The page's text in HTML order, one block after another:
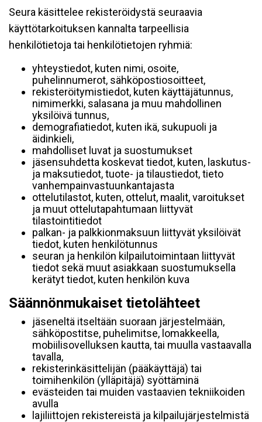
Seura käsittelee rekisteröidystä seuraavia
käyttötarkoituksen kannalta tarpeellisia
henkilötietoja tai henkilötietojen ryhmiä:
yhteystiedot, kuten nimi, osoite,
puhelinnumerot, sähköpostiosoitteet,
rekisteröitymistiedot, kuten käyttäjätunnus,
nimimerkki, salasana ja muu mahdollinen
yksilöivä tunnus,
demografiatiedot, kuten ikä, sukupuoli ja
äidinkieli,
mahdolliset luvat ja suostumukset
jäsensuhdetta koskevat tiedot, kuten, laskutus-
ja maksutiedot, tuote- ja tilaustiedot, tieto
vanhempainvastuunkantajasta
ottelutilastot, kuten, ottelut, maalit, varoitukset
ja muut ottelutapahtumaan liittyvät
tilastointitiedot
palkan- ja palkkionmaksuun liittyvät yksilöivät
tiedot, kuten henkilötunnus
seuran ja henkilön kilpailutoimintaan liittyvät
tiedot sekä muut asiakkaan suostumuksella
kerätyt tiedot, kuten henkilön kuva
Säännönmukaiset tietolähteet
jäseneltä itseltään suoraan järjestelmään,
sähköpostitse, puhelimitse, lomakkeella,
mobiilisovelluksen kautta, tai muulla vastaavalla
tavalla,
rekisterinkäsittelijän (pääkäyttäjä) tai
toimihenkilön (ylläpitäjä) syöttäminä
evästeiden tai muiden vastaavien tekniikoiden
avulla
lajiliittojen rekistereistä ja kilpailujärjestelmistä